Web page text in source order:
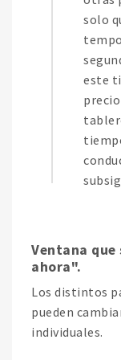
solo
este
Ventana
ahora".
Los distintos
pueden
individuales.